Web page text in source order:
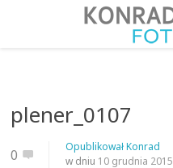
plener_0107
0 OpublikowałKonrad
w dniu 10 grudnia 2015